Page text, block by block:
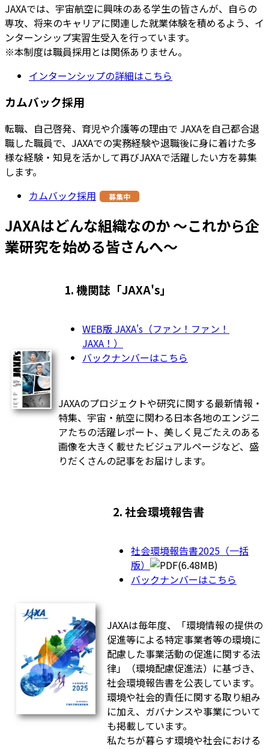
JAXAでは、宇宙航空に興味のある学生の皆さんが、自らの
専攻、将来のキャリアに関連した就業体験を積めるよう、イ
ンターンシップ実習生受入を行っています。
※本制度は職員採用とは関係ありません。
インターンシップの詳細はこちら
カムバック採用
転職、自己啓発、育児や介護等の理由で JAXAを自己都合退
職した職員で、JAXAでの実務経験や退職後に身に着けた多
様な経験・知見を活かして再びJAXAで活躍したい方を募集
します。
カムバック採用
募集中
JAXAはどんな組織なのか ～これから企
業研究を始める皆さんへ～
1. 機関誌「JAXA's」
WEB版 JAXA's（ファン！ファン！
JAXA！）
バックナンバーはこちら
JAXAのプロジェクトや研究に関する最新情報・
特集、宇宙・航空に関わる日本各地のエンジニ
アたちの活躍レポート、美しく見ごたえのある
画像を大きく載せたビジュアルページなど、盛
りだくさんの記事をお届けします。
2. 社会環境報告書
社会環境報告書2025（一括
版）
(6.48MB)
バックナンバーはこちら
JAXAは毎年度、「環境情報の提供の
促進等による特定事業者等の環境に
配慮した事業活動の促進に関する法
律」（環境配慮促進法）に基づき、
社会環境報告書を公表しています。
環境や社会的責任に関する取り組み
に加え、ガバナンスや事業について
も掲載しています。
私たちが暮らす環境や社会における